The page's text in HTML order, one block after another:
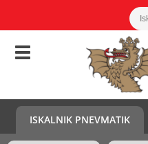
ISKALNIK PNEVMATIK